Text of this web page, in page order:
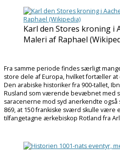
Karl den Stores kroning i
Maleri af Raphael
Fra samme periode findes særligt
store dele af Europa, hvilket fortæller
Den arabiske historiker fra 900-tallet,
Rusland som værende bevæbnet med
saracenerne mod syd anerkendte
869, at 150 frankiske sværd skulle være
tilfangetagne ærkebiskop Rotland fra